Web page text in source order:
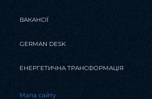
ВАКАНСІЇ
GERMAN DESK
ЕНЕРГЕТИЧНА ТРАНСФОРМАЦІЯ
Мапа сайту